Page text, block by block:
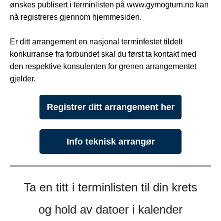
ønskes publisert i terminlisten på www.gymogturn.no kan
nå registreres gjennom hjemmesiden.
Er ditt arrangement en nasjonal terminfestet tildelt
konkurranse fra forbundet skal du først ta kontakt med
den respektive konsulenten for grenen arrangementet
gjelder.
Registrer ditt arrangement her
Info teknisk arrangør
Ta en titt i terminlisten til din krets
og hold av datoer i kalender